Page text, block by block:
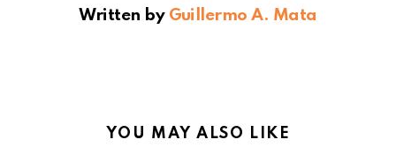
Written by Guillermo A. Mata
YOU MAY ALSO LIKE